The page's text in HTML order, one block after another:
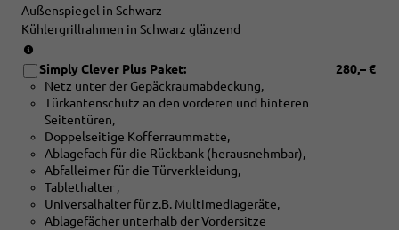
Außenspiegel in Schwarz
Kühlergrillrahmen in Schwarz glänzend
in
Verbindung
mit
[P08]
16
Zoll
Leichtmetallfelgen
Montado
Aero
280,– €
Simply Clever Plus Paket:
Netz unter der Gepäckraumabdeckung,
Türkantenschutz an den vorderen und hinteren
Seitentüren,
Doppelseitige Kofferraummatte,
Ablagefach für die Rückbank (herausnehmbar),
Abfalleimer für die Türverkleidung,
Tablethalter ,
Universalhalter für z.B. Multimediageräte,
Ablagefächer unterhalb der Vordersitze